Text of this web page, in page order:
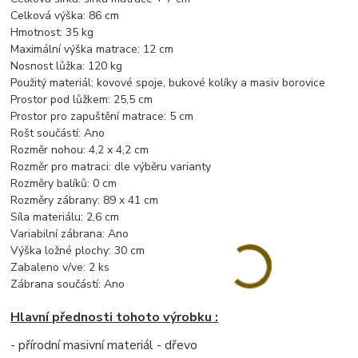
Celková výška: 86 cm
Hmotnost:35 kg
Maximální výška matrace: 12 cm
Nosnost lůžka: 120 kg
Použitý materiál:kovové spoje, bukové kolíky a masiv borovice
Prostor pod lůžkem: 25,5 cm
Prostor pro zapuštění matrace: 5 cm
Rošt součástí:Ano
Rozměr nohou:4,2 x 4,2 cm
Rozměr pro matraci:dle výběru varianty
Rozměry balíků:0 cm
Rozměry zábrany: 89 x 41 cm
Síla materiálu: 2,6 cm
Variabilní zábrana:Ano
Výška ložné plochy:30 cm
Zabaleno v/ve: 2 ks
Zábrana součástí:Ano
Hlavní přednosti tohoto výrobku :
- přírodní masivní materiál - dřevo